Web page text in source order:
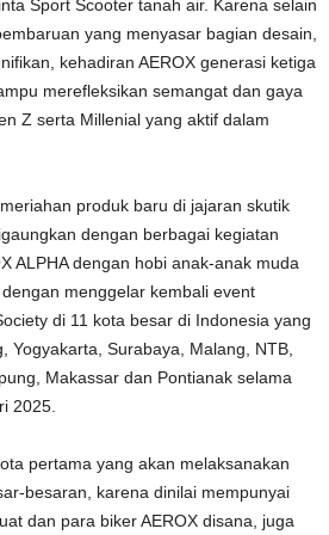
Sport Scooter tanah air. Karena selain
yang menyasar bagian desain,
kehadiran AEROX generasi ketiga
merefleksikan semangat dan gaya
Z serta Millenial yang aktif dalam
produk baru di jajaran skutik
dengan berbagai kegiatan
ALPHA dengan hobi anak-anak muda
menggelar kembali event
di 11 kota besar di Indonesia yang
Yogyakarta, Surabaya, Malang, NTB,
Makassar dan Pontianak selama
2025.
pertama yang akan melaksanakan
besaran, karena dinilai mempunyai
dan para biker AEROX disana, juga